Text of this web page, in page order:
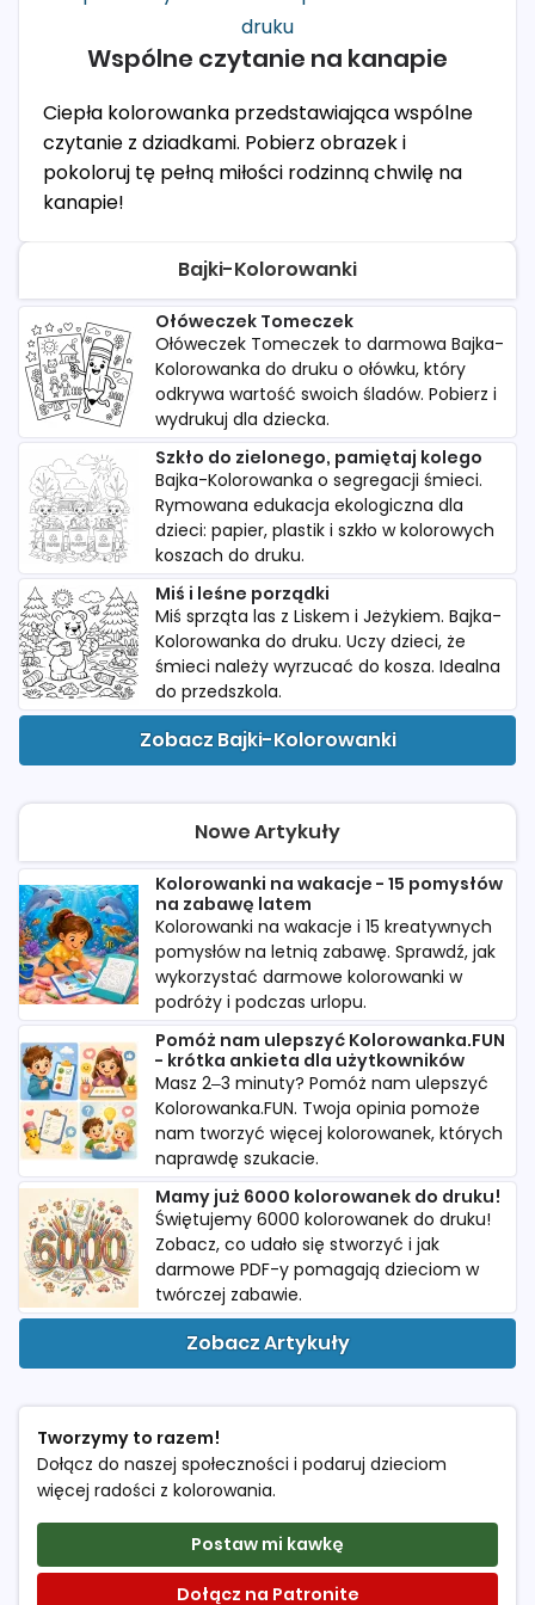
Wspólne czytanie na kanapie
Ciepła kolorowanka przedstawiająca wspólne
czytanie z dziadkami. Pobierz obrazek i
pokoloruj tę pełną miłości rodzinną chwilę na
kanapie!
Bajki-Kolorowanki
Ołóweczek Tomeczek
Ołóweczek Tomeczek to darmowa Bajka-
Kolorowanka do druku o ołówku, który
odkrywa wartość swoich śladów. Pobierz i
wydrukuj dla dziecka.
Szkło do zielonego, pamiętaj kolego
Bajka-Kolorowanka o segregacji śmieci.
Rymowana edukacja ekologiczna dla
dzieci: papier, plastik i szkło w kolorowych
koszach do druku.
Miś i leśne porządki
Miś sprząta las z Liskem i Jeżykiem. Bajka-
Kolorowanka do druku. Uczy dzieci, że
śmieci należy wyrzucać do kosza. Idealna
do przedszkola.
Zobacz Bajki-Kolorowanki
Nowe Artykuły
Kolorowanki na wakacje - 15 pomysłów
na zabawę latem
Kolorowanki na wakacje i 15 kreatywnych
pomysłów na letnią zabawę. Sprawdź, jak
wykorzystać darmowe kolorowanki w
podróży i podczas urlopu.
Pomóż nam ulepszyć Kolorowanka.FUN
- krótka ankieta dla użytkowników
Masz 2–3 minuty? Pomóż nam ulepszyć
Kolorowanka.FUN. Twoja opinia pomoże
nam tworzyć więcej kolorowanek, których
naprawdę szukacie.
Mamy już 6000 kolorowanek do druku!
Świętujemy 6000 kolorowanek do druku!
Zobacz, co udało się stworzyć i jak
darmowe PDF-y pomagają dzieciom w
twórczej zabawie.
Zobacz Artykuły
Tworzymy to razem!
Dołącz do naszej społeczności i podaruj dzieciom
więcej radości z kolorowania.
Postaw mi kawkę
Dołącz na Patronite